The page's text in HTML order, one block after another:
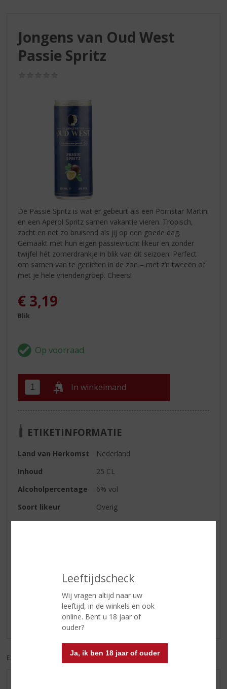
Leeftijdscheck
Wij vragen altijd naar uw
leeftijd, in de winkels en ook
online. Bent u 18 jaar of
ouder?
Ja, ik ben 18 jaar of ouder
Jongens van Oud West
Passie Spritz
De Passie Spritz is wat er gebeurt als een Pornstar Martini
en een Aperol Spritz samen vakantie vieren. Tropisch,
zacht en net zo bruisend als jij op een goede dag.
Gemaakt met hun eigen passievrucht likeur en zonder
twijfel hét zomerdrankje in blik van dit seizoen. Perfect
om samen van te genieten in de zon – met z’n tweeën of
met je hele vriendengroep. Cheers!
€ 3,19
Blik
In winkelmand
ETIKETINFORMATIE
Land van Herkomst
Nederland
Inhoud
25 CL
Alcoholpercentage
6% vol
Soort likeur
Overig
Reviews
Schrijf een review
Er zijn nog geen reviews geplaatst voor dit product
EXCL. BTW INCL. BTW